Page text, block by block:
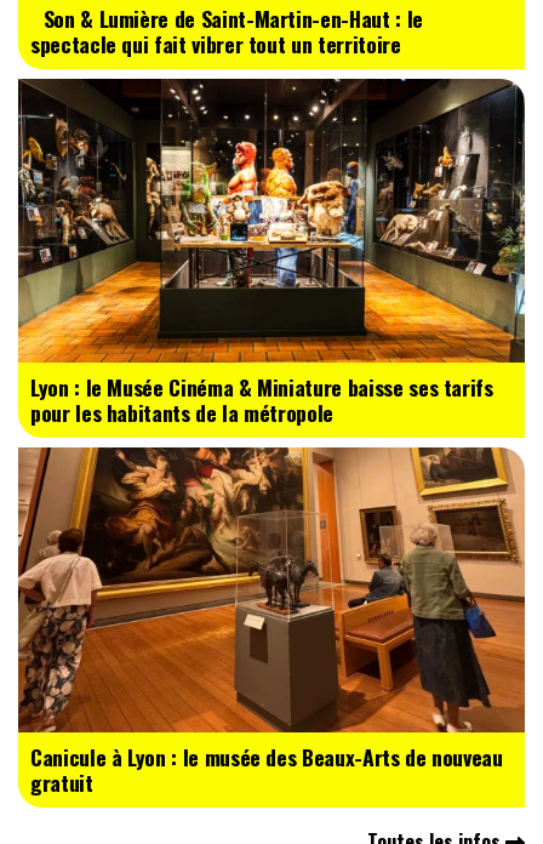
Son & Lumière de Saint-Martin-en-Haut : le
spectacle qui fait vibrer tout un territoire
Lyon : le Musée Cinéma & Miniature baisse ses tarifs
pour les habitants de la métropole
Canicule à Lyon : le musée des Beaux-Arts de nouveau
gratuit